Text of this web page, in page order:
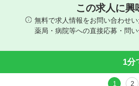
この求人に興
無料で求人情報をお問い合わせい
薬局・病院等への直接応募・問
1分
1 2